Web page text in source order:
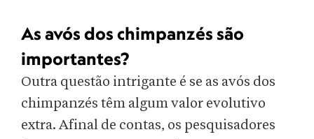
As avós dos chimpanzés são
importantes?
Outra questão intrigante é se as avós dos
chimpanzés têm algum valor evolutivo
extra. Afinal de contas, os pesquisadores